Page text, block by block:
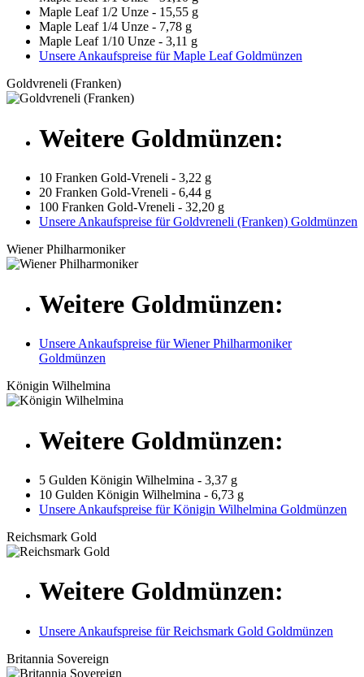
Maple Leaf 1/2 Unze - 15,55 g
Maple Leaf 1/4 Unze - 7,78 g
Maple Leaf 1/10 Unze - 3,11 g
Unsere Ankaufspreise für Maple Leaf Goldmünzen
Goldvreneli (Franken)
Weitere Goldmünzen:
10 Franken Gold-Vreneli - 3,22 g
20 Franken Gold-Vreneli - 6,44 g
100 Franken Gold-Vreneli - 32,20 g
Unsere Ankaufspreise für Goldvreneli (Franken) Goldmünzen
Wiener Philharmoniker
Weitere Goldmünzen:
Unsere Ankaufspreise für Wiener Philharmoniker
Goldmünzen
Königin Wilhelmina
Weitere Goldmünzen:
5 Gulden Königin Wilhelmina - 3,37 g
10 Gulden Königin Wilhelmina - 6,73 g
Unsere Ankaufspreise für Königin Wilhelmina Goldmünzen
Reichsmark Gold
Weitere Goldmünzen:
Unsere Ankaufspreise für Reichsmark Gold Goldmünzen
Britannia Sovereign